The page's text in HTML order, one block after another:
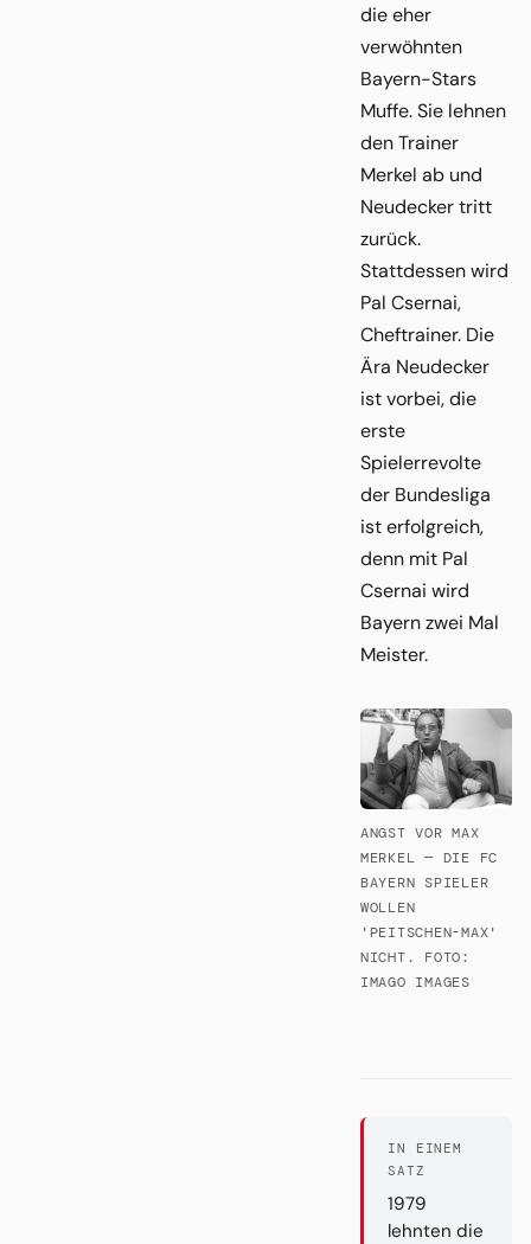
die eher
verwöhnten
Bayern-Stars
Muffe. Sie lehnen
den Trainer
Merkel ab und
Neudecker tritt
zurück.
Stattdessen wird
Pal Csernai,
Cheftrainer. Die
Ära Neudecker
ist vorbei, die
erste
Spielerrevolte
der Bundesliga
ist erfolgreich,
denn mit Pal
Csernai wird
Bayern zwei Mal
Meister.
ANGST VOR MAX
MERKEL — DIE FC
BAYERN SPIELER
WOLLEN
'PEITSCHEN-MAX'
NICHT. FOTO:
IMAGO IMAGES
IN EINEM
SATZ
1979
lehnten die